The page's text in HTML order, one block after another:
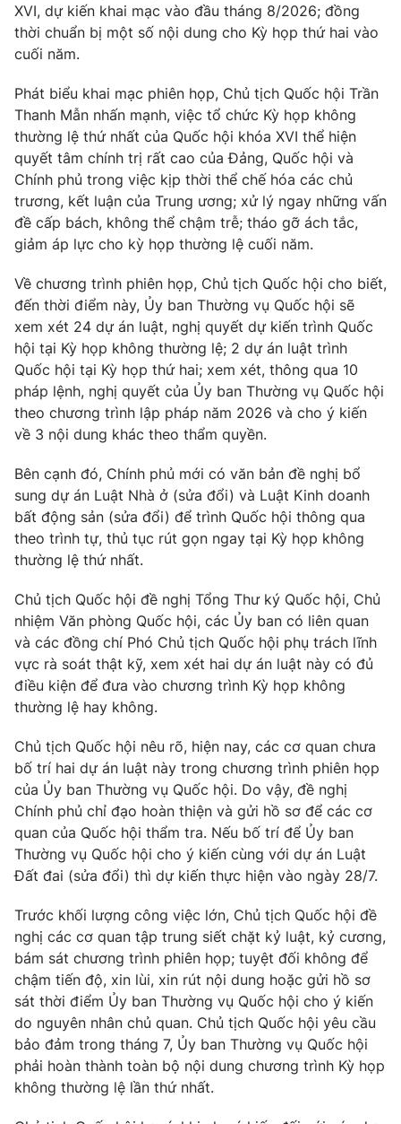
Tư vấn
Chuyên mục khác
Photo Infographic
Video Shorts video
VTV Money VTV Thể thao
VTV Sức khoẻ Bất động sản
Thị trường 24h Tấm lòng Việt
VTV4 Vươn mình bằng AI
VTV9 VTV8
Liên hệ tòa soạn English
Theo dõi báo trên
Cơ quan chủ quản:
Đài Truyền hình Việt Nam
Cơ quan báo chí:Thời báo VTV
Giấy phép hoạt động báo in và báo điện tử số 483/GP-BTTTT
cấp ngày 29/12/2023
Tổng Biên tập:Vũ Thanh Thủy
Phó Tổng Biên tập:Nguyễn Thị Mỹ Hạnh, Phạm Quốc Thắng,
Nguyễn Trọng Ninh
Tổng đài VTV: 024.38 355 931 - 024.38 355 932
Ðiện thoại Thời báo VTV:
024.66 897 897
Email:toasoan@vtv.vn
Liên hệ quảng cáo:024-7300.7108
XVI, dự kiến khai mạc vào đầu tháng 8/2026; đồng
thời chuẩn bị một số nội dung cho Kỳ họp thứ hai vào
cuối năm.
Phát biểu khai mạc phiên họp, Chủ tịch Quốc hội Trần
Thanh Mẫn nhấn mạnh, việc tổ chức Kỳ họp không
thường lệ thứ nhất của Quốc hội khóa XVI thể hiện
quyết tâm chính trị rất cao của Đảng, Quốc hội và
Chính phủ trong việc kịp thời thể chế hóa các chủ
trương, kết luận của Trung ương; xử lý ngay những vấn
đề cấp bách, không thể chậm trễ; tháo gỡ ách tắc,
giảm áp lực cho kỳ họp thường lệ cuối năm.
Về chương trình phiên họp, Chủ tịch Quốc hội cho biết,
đến thời điểm này, Ủy ban Thường vụ Quốc hội sẽ
xem xét 24 dự án luật, nghị quyết dự kiến trình Quốc
hội tại Kỳ họp không thường lệ; 2 dự án luật trình
Quốc hội tại Kỳ họp thứ hai; xem xét, thông qua 10
pháp lệnh, nghị quyết của Ủy ban Thường vụ Quốc hội
theo chương trình lập pháp năm 2026 và cho ý kiến
về 3 nội dung khác theo thẩm quyền.
Bên cạnh đó, Chính phủ mới có văn bản đề nghị bổ
sung dự án Luật Nhà ở (sửa đổi) và Luật Kinh doanh
bất động sản (sửa đổi) để trình Quốc hội thông qua
theo trình tự, thủ tục rút gọn ngay tại Kỳ họp không
thường lệ thứ nhất.
Chủ tịch Quốc hội đề nghị Tổng Thư ký Quốc hội, Chủ
nhiệm Văn phòng Quốc hội, các Ủy ban có liên quan
và các đồng chí Phó Chủ tịch Quốc hội phụ trách lĩnh
vực rà soát thật kỹ, xem xét hai dự án luật này có đủ
điều kiện để đưa vào chương trình Kỳ họp không
thường lệ hay không.
Chủ tịch Quốc hội nêu rõ, hiện nay, các cơ quan chưa
bố trí hai dự án luật này trong chương trình phiên họp
của Ủy ban Thường vụ Quốc hội. Do vậy, đề nghị
Chính phủ chỉ đạo hoàn thiện và gửi hồ sơ để các cơ
quan của Quốc hội thẩm tra. Nếu bố trí để Ủy ban
Thường vụ Quốc hội cho ý kiến cùng với dự án Luật
Đất đai (sửa đổi) thì dự kiến thực hiện vào ngày 28/7.
Trước khối lượng công việc lớn, Chủ tịch Quốc hội đề
nghị các cơ quan tập trung siết chặt kỷ luật, kỷ cương,
bám sát chương trình phiên họp; tuyệt đối không để
chậm tiến độ, xin lùi, xin rút nội dung hoặc gửi hồ sơ
sát thời điểm Ủy ban Thường vụ Quốc hội cho ý kiến
do nguyên nhân chủ quan. Chủ tịch Quốc hội yêu cầu
bảo đảm trong tháng 7, Ủy ban Thường vụ Quốc hội
phải hoàn thành toàn bộ nội dung chương trình Kỳ họp
không thường lệ lần thứ nhất.